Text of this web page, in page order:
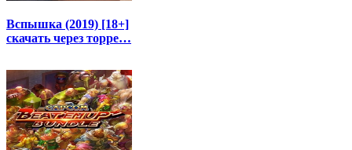
Вспышка (2019) [18+]
скачать через торре…